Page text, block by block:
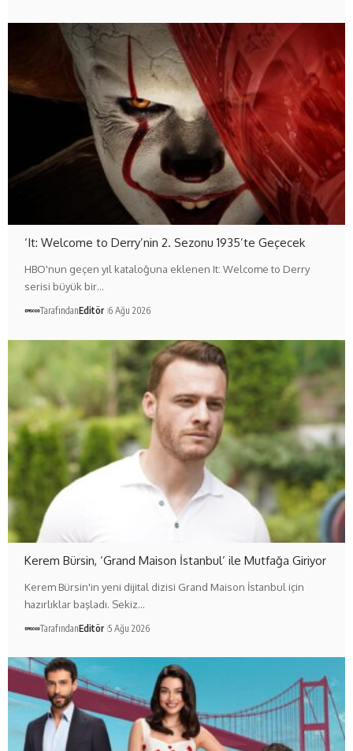
‘It: Welcome to Derry’nin 2. Sezonu 1935’te Geçecek
HBO'nun geçen yıl kataloğuna eklenen It: Welcome to Derry
serisi büyük bir…
TarafındanEditör 6 Ağu 2026
Kerem Bürsin, ‘Grand Maison İstanbul’ ile Mutfağa Giriyor
Kerem Bürsin'in yeni dijital dizisi Grand Maison İstanbul için
hazırlıklar başladı. Sekiz…
TarafındanEditör 5 Ağu 2026